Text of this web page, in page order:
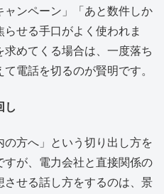
ャンペーン」「あと数件しか
せる手口がよく使われま
めてくる場合は、一度落ち
電話を切るのが賢明です。
し
方へ」という切り出し方を
すが、電力会社と直接関係の
せる話し方をするのは、景